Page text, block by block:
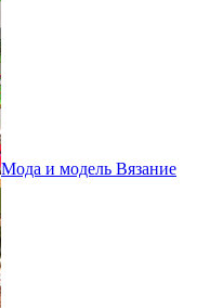
Мода и модель Вязание